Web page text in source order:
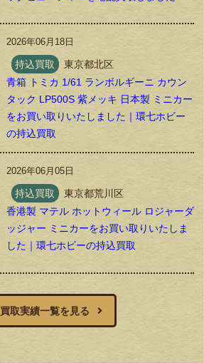
2026年06月18日
持込買取
東京都北区
青箱 トミカ 1/61 ランボルギーニ カウン
タック LP500S 紫メッキ 日本製 ミニカー
をお買い取りいたしました｜環七ホビー
の持込買取
2026年06月05日
持込買取
東京都荒川区
香港製 マテル ホットウィール ロジャーダ
ッジャー ミニカーをお買い取りいたしま
した｜環七ホビーの持込買取
買取実績一覧を見る